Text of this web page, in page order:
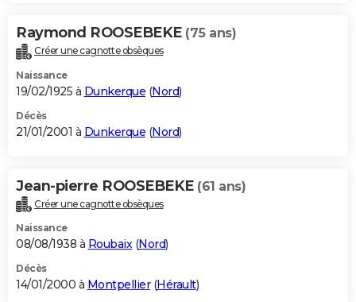
Raymond ROOSEBEKE (75 ans)
Créer une cagnotte obsèques
Naissance
19/02/1925 à Dunkerque (Nord)
Décès
21/01/2001 à Dunkerque (Nord)
Jean-pierre ROOSEBEKE (61 ans)
Créer une cagnotte obsèques
Naissance
08/08/1938 à Roubaix(Nord)
Décès
14/01/2000 à Montpellier(Hérault)